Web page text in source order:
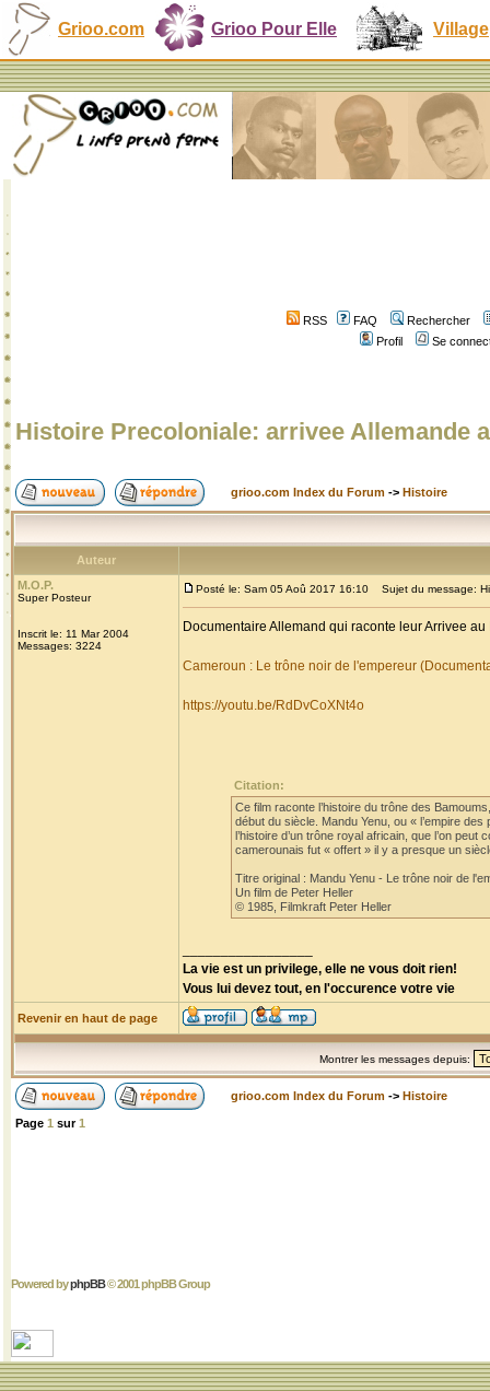
Grioo.com Grioo Pour Elle Village
RSS FAQ
Rechercher
Profil
Se
Histoire Precoloniale: arrivee Allemande
grioo.com Index du Forum -> Histoire
Auteur
M.O.P.
Super Posteur
Inscrit le: 11 Mar 2004
Messages: 3224
Posté le: Sam 05 Aoû 2017 16:10 Sujet du message:
Documentaire Allemand qui raconte leur Arrivee
Cameroun : Le trône noir de l'empereur
https://youtu.be/RdDvCoXNt4o
Citation:
Ce film raconte l’histoire du trône des
début du siècle. Mandu Yenu, ou « l’empire
l’histoire d’un trône royal africain, que l’on
camerounais fut « offert » il y a presque un
Titre original : Mandu Yenu - Le trône noir de
Un film de Peter Heller
© 1985, Filmkraft Peter Heller
La vie est un privilege, elle ne vous doit rien!
Vous lui devez tout, en l'occurence votre vie
Revenir en haut de page
Montrer les messages depuis:
grioo.com Index du Forum -> Histoire
Page 1 sur1
Powered byphpBB© 2001 phpBB Group